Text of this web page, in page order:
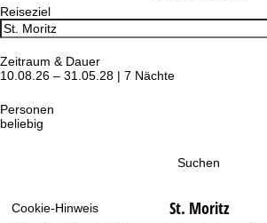
Cookie-Hinweis
Reiseziel
Zeitraum & Dauer
10.08.26 – 31.05.28 | 7 Nächte
Personen
beliebig
Suchen
St. Moritz